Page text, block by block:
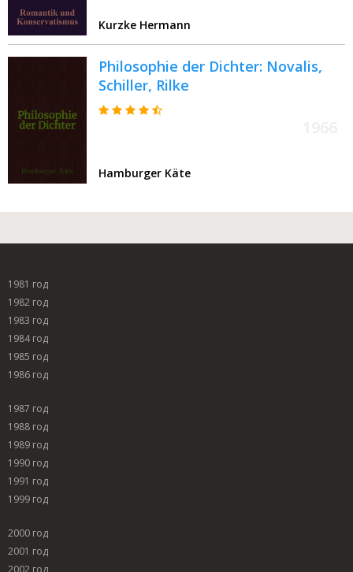
Kurzke Hermann
Philosophie der Dichter: Novalis,
Schiller, Rilke
Hamburger Käte
1981 год
1982 год
1983 год
1984 год
1985 год
1986 год
1987 год
1988 год
1989 год
1990 год
1991 год
1999 год
2000 год
2001 год